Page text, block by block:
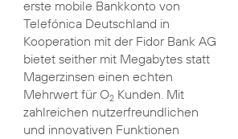
erste mobile Bankkonto von
Telefónica Deutschland in
Kooperation mit der Fidor Bank AG
bietet seither mit Megabytes statt
Magerzinsen einen echten
Mehrwert für O2Kunden. Mit
zahlreichen nutzerfreundlichen
und innovativen Funktionen